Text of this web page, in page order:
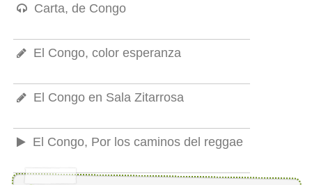
Carta, de Congo
El Congo, color esperanza
El Congo en Sala Zitarrosa
El Congo, Por los caminos del reggae